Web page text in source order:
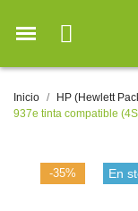
Inicio HP (Hewlett
937e tinta compatible
-35% En